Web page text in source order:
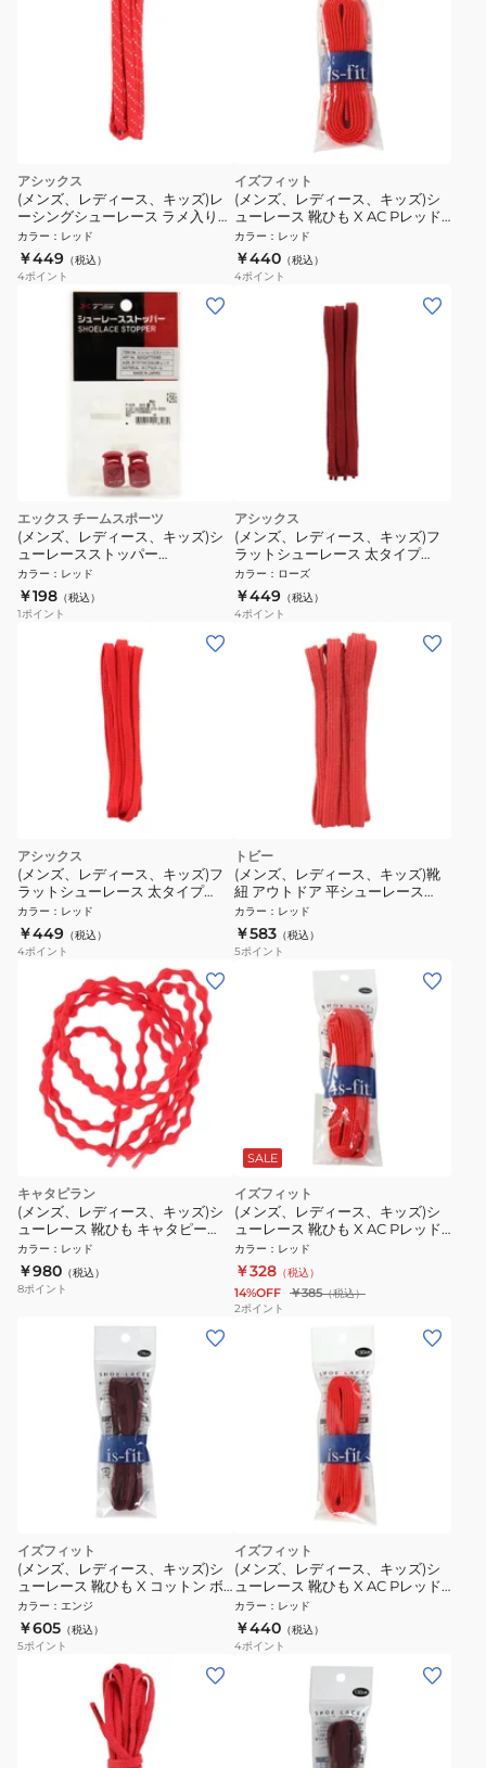
アシックス
(メンズ、レディース、キッズ)レ
ーシングシューレース ラメ入り
TXX119.23 オンライン価格
カラー ： レッド
￥449 （税込）
4ポイント
イズフィット
(メンズ、レディース、キッズ)シ
ューレース 靴ひも X AC Pレッド
150cm
カラー ： レッド
￥440 （税込）
4ポイント
エックス チームスポーツ
(メンズ、レディース、キッズ)シ
ューレースストッパー
820G4TT0085RED
カラー ： レッド
￥198 （税込）
1ポイント
アシックス
(メンズ、レディース、キッズ)フ
ラットシューレース 太タイプ
TXX117.25
カラー ： ローズ
￥449 （税込）
4ポイント
アシックス
(メンズ、レディース、キッズ)フ
ラットシューレース 太タイプ
TXX11723
カラー ： レッド
￥449 （税込）
4ポイント
トビー
(メンズ、レディース、キッズ)靴
紐 アウトドア 平シューレース
8026050120
カラー ： レッド
￥583 （税込）
5ポイント
キャタピラン
(メンズ、レディース、キッズ)シ
ューレース 靴ひも キャタピー
75cm C75-7SR
カラー ： レッド
￥980 （税込）
8ポイント
SALE
イズフィット
(メンズ、レディース、キッズ)シ
ューレース 靴ひも X AC Pレッド
120cm
カラー ： レッド
￥328 （税込）
14%OFF ￥385（税込）
2ポイント
イズフィット
(メンズ、レディース、キッズ)シ
ューレース 靴ひも X コットン ボ
ルドー 120cm
カラー ： エンジ
￥605 （税込）
5ポイント
イズフィット
(メンズ、レディース、キッズ)シ
ューレース 靴ひも X AC Pレッド
130cm
カラー ： レッド
￥440 （税込）
4ポイント